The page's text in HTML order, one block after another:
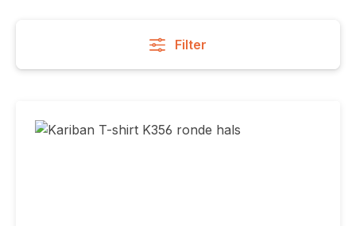
Filter